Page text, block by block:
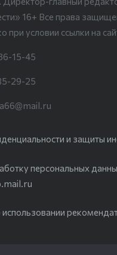
16+ Все права
при условии ссылки на
15-45
29-25
и защиты
персональных